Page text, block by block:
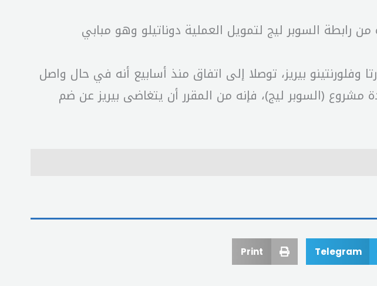
رابطة السوبر ليج لتمويل العملية دوناتيلو وهو مبابي
وفلورنتينو بيريز، توصلا إلى اتفاق منذ أسابيع أنه في حال واصل
(السوبر ليج)، فإنه من المقرر أن يتغاضى بيريز عن ضم
Telegram
Print